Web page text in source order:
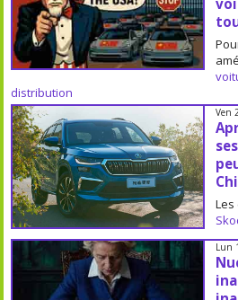
distribution
Ven
Lun